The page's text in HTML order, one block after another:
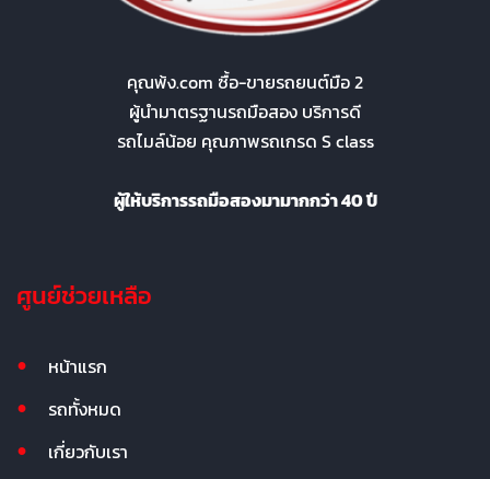
คุณพ้ง.com ซื้อ-ขายรถยนต์มือ 2
ผู้นำมาตรฐานรถมือสอง บริการดี
รถไมล์น้อย คุณภาพรถเกรด S class
ผู้ให้บริการรถมือสองมามากกว่า 40 ปี
ศูนย์ช่วยเหลือ
หน้าแรก
รถทั้งหมด
เกี่ยวกับเรา